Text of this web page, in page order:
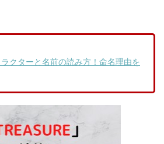
クターと名前の読み方！命名理由を